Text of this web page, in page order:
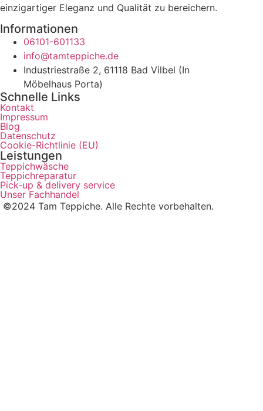
einzigartiger Eleganz und Qualität zu bereichern.
Informationen
06101-601133
info@tamteppiche.de
Industriestraße 2, 61118 Bad Vilbel (In
Möbelhaus Porta)
Schnelle Links
Kontakt
Impressum
Blog
Datenschutz
Cookie-Richtlinie (EU)
Leistungen
Teppichwäsche
Teppichreparatur
Pick-up & delivery service
Unser Fachhandel
©2024 Tam Teppiche. Alle Rechte vorbehalten.